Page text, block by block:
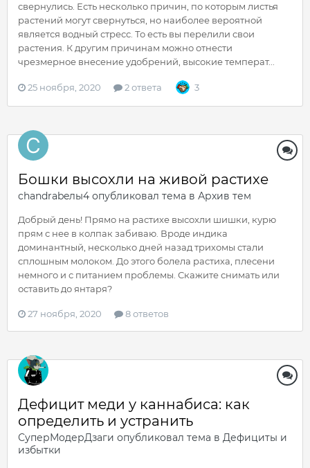
свернулись. Есть несколько причин, по которым листья
растений могут свернуться, но наиболее вероятной
является водный стресс. То есть вы перелили свои
растения. К другим причинам можно отнести
чрезмерное внесение удобрений, высокие температ...
25 ноября, 2020 2 ответа 3
Бошки высохли на живой растихе
chandrabeлы4 опубликовал тема в Архив тем
Добрый день! Прямо на растихе высохли шишки, курю
прям с нее в колпак забиваю. Вроде индика
доминантный, несколько дней назад трихомы стали
сплошным молоком. До этого болела растиха, плесени
немного и с питанием проблемы. Скажите снимать или
оставить до янтаря?
27 ноября, 2020 8 ответов
Дефицит меди у каннабиса: как
определить и устранить
СуперМодерДзаги опубликовал тема в Дефициты и
избытки